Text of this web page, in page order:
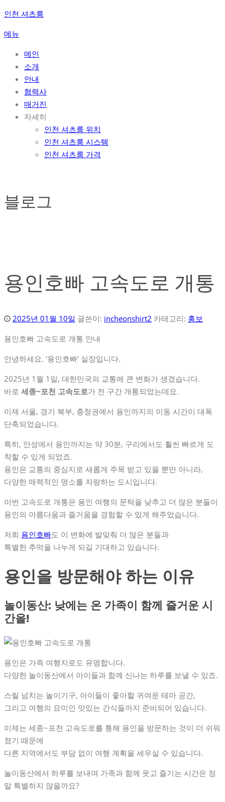
콘
츠
인천 셔츠룸
메뉴
메인
소개
안내
협력사
매거진
자세히
인천 셔츠룸 위치
인천 셔츠룸 시스템
인천 셔츠룸 가격
블로그
용인호빠 고속도로 개통
2025년 01월 10일 글쓴이: incheonshirt2 카테고리: 홍보
용인호빠 고속도로 개통 안내
안녕하세요. ‘용인호빠’ 실장입니다.
2025년 1월 1일, 대한민국의 교통에 큰 변화가 생겼습니다.
바로 세종~포천 고속도로가 전 구간 개통되었는데요.
이제 서울, 경기 북부, 충청권에서 용인까지의 이동 시간이 대폭
단축되었습니다.
특히, 안성에서 용인까지는 약 30분, 구리에서도 훨씬 빠르게 도
착할 수 있게 되었죠.
용인은 교통의 중심지로 새롭게 주목 받고 있을 뿐만 아니라,
다양한 매력적인 명소를 자랑하는 도시입니다.
이번 고속도로 개통은 용인 여행의 문턱을 낮추고 더 많은 분들이
용인의 아름다움과 즐거움을 경험할 수 있게 해주었습니다.
저희 용인호빠도 이 변화에 발맞춰 더 많은 분들과
특별한 추억을 나누게 되길 기대하고 있습니다.
용인을 방문해야 하는 이유
놀이동산: 낮에는 온 가족이 함께 즐거운 시
간을!
용인은 가족 여행지로도 유명합니다.
다양한 놀이동산에서 아이들과 함께 신나는 하루를 보낼 수 있죠.
스릴 넘치는 놀이기구, 아이들이 좋아할 귀여운 테마 공간,
그리고 여행의 묘미인 맛있는 간식들까지 준비되어 있습니다.
이제는 세종~포천 고속도로를 통해 용인을 방문하는 것이 더 쉬워
졌기 때문에
다른 지역에서도 부담 없이 여행 계획을 세우실 수 있습니다.
놀이동산에서 하루를 보내며 가족과 함께 웃고 즐기는 시간은 정
말 특별하지 않을까요?